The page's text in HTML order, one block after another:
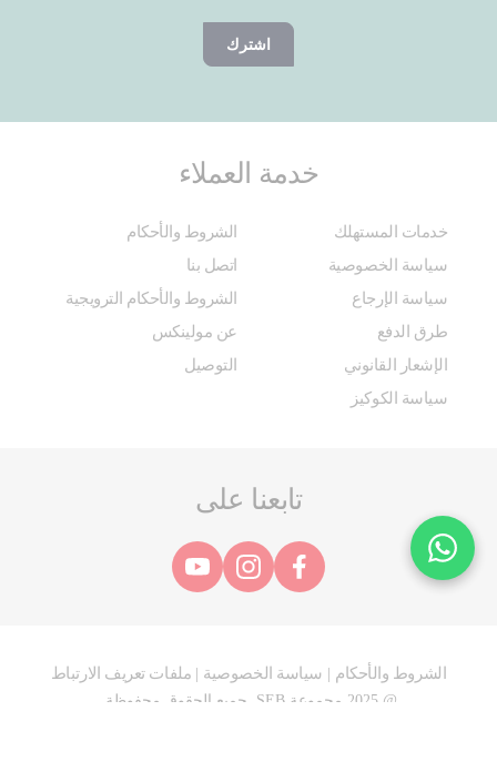
اشترك
خدمة العملاء
خدمات المستهلك
الشروط والأحكام
سياسة الخصوصية
اتصل بنا
سياسة الإرجاع
الشروط والأحكام الترويجية
طرق الدفع
عن مولينكس
الإشعار القانوني
التوصيل
سياسة الكوكيز
تابعنا على
الشروط والأحكام سياسة الخصوصية ملفات تعريف الارتباط
@ 2025 مجموعة SEB. جميع الحقوق محفوظة.